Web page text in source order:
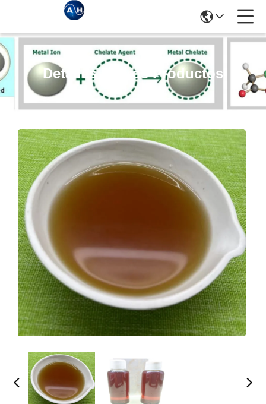
Detalles De Los Productos